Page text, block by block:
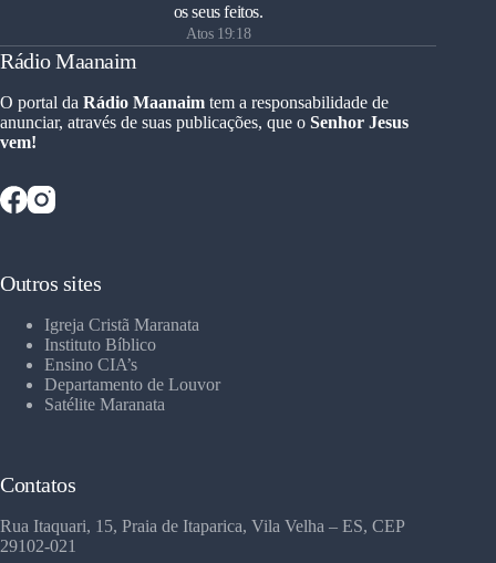
os seus feitos.
Atos 19:18
Rádio Maanaim
O portal da Rádio Maanaim tem a responsabilidade de
anunciar, através de suas publicações, que o Senhor Jesus
vem!
Outros sites
Igreja Cristã Maranata
Instituto Bíblico
Ensino CIA’s
Departamento de Louvor
Satélite Maranata
Contatos
Rua Itaquari, 15, Praia de Itaparica, Vila Velha – ES, CEP
29102-021